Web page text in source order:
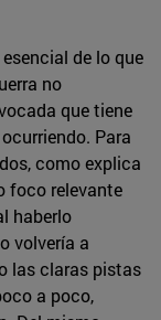
de lo que
no
que tiene
Para
como explica
foco relevante
haberlo
volvería a
las claras pistas
a poco,